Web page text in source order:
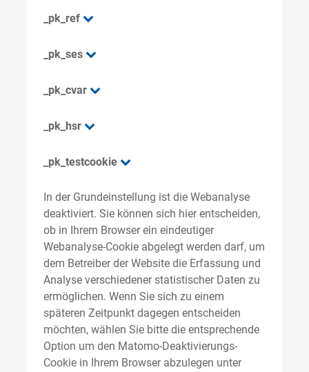
_pk_ref
_pk_ses
_pk_cvar
_pk_hsr
_pk_testcookie
In der Grundeinstellung ist die Webanalyse
deaktiviert. Sie können sich hier entscheiden,
ob in Ihrem Browser ein eindeutiger
Webanalyse-Cookie abgelegt werden darf, um
dem Betreiber der Website die Erfassung und
Analyse verschiedener statistischer Daten zu
ermöglichen. Wenn Sie sich zu einem
späteren Zeitpunkt dagegen entscheiden
möchten, wählen Sie bitte die entsprechende
Option um den Matomo-Deaktivierungs-
Cookie in Ihrem Browser abzulegen unter